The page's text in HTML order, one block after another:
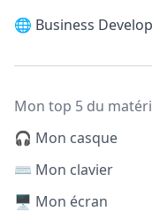
🌐 Business
Mon top 5 du
🎧 Mon casque
⌨️ Mon clavier
🖥️ Mon écran